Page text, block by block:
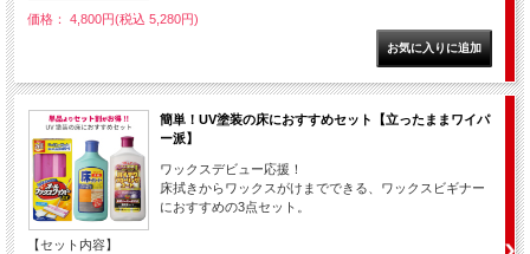
価格： 4,800円(税込 5,280円)
簡単！UV塗装の床におすすめセット【立ったままワイパ
ー派】
ワックスデビュー応援！
床拭きからワックスがけまでできる、ワックスビギナー
におすすめの3点セット。
【セット内容】